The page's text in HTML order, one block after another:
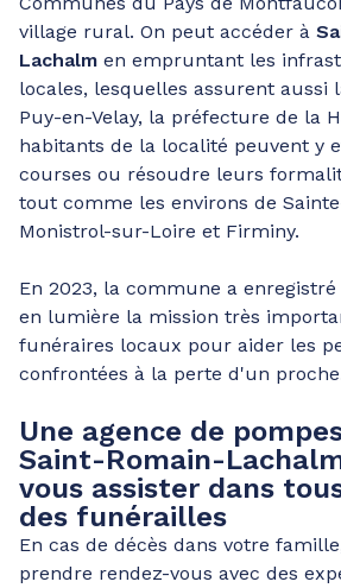
village rural. On peut accéder à
Lachalm en empruntant les
locales, lesquelles assurent aussi
Puy-en-Velay, la préfecture de la
habitants de la localité peuvent y
courses ou résoudre leurs
tout comme les environs de
Monistrol-sur-Loire et Firminy.
En 2023, la commune a
en lumière la mission très
funéraires locaux pour aider les
confrontées à la perte d'un
Une agence de
Saint-Romain-
vous assister dans
des funérailles
En cas de décès dans votre
prendre rendez-vous avec des